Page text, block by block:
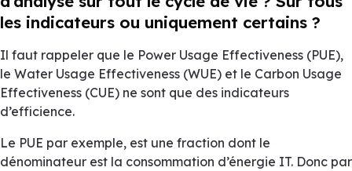
les indicateurs ou uniquement certains ?
Il faut rappeler que le Power Usage Effectiveness (PUE),
le Water Usage Effectiveness (WUE) et le Carbon Usage
Effectiveness (CUE) ne sont que des indicateurs
d’efficience.
Le PUE par exemple, est une fraction dont le
dénominateur est la consommation d’énergie IT. Donc par